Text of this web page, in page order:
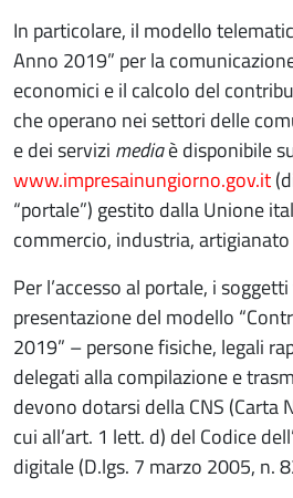
In particolare, il modello
Anno 2019” per la
economici e il calcolo del
che operano nei settori delle
e dei servizi mediaè disponibile
www.impresainungiorno.gov.it
“portale”) gestito dalla Unione
commercio, industria,
Per l’accesso al portale, i
presentazione del modello
2019” – persone fisiche, legali
delegati alla compilazione e
devono dotarsi della CNS (Carta
cui all’art. 1 lett. d) del Codice
digitale (D.lgs. 7 marzo 2005, n.